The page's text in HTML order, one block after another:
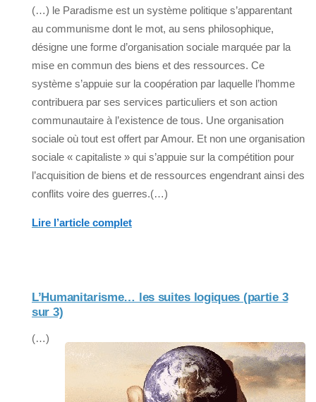
(…) le Paradisme est un système politique s’apparentant
au communisme dont le mot, au sens philosophique,
désigne une forme d’organisation sociale marquée par la
mise en commun des biens et des ressources. Ce
système s’appuie sur la coopération par laquelle l’homme
contribuera par ses services particuliers et son action
communautaire à l’existence de tous. Une organisation
sociale où tout est offert par Amour. Et non une organisation
sociale « capitaliste » qui s’appuie sur la compétition pour
l’acquisition de biens et de ressources engendrant ainsi des
conflits voire des guerres.(…)
Lire l’article complet
L’Humanitarisme… les suites logiques (partie 3
sur 3)
(…)